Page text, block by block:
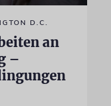
D.C.
an
–